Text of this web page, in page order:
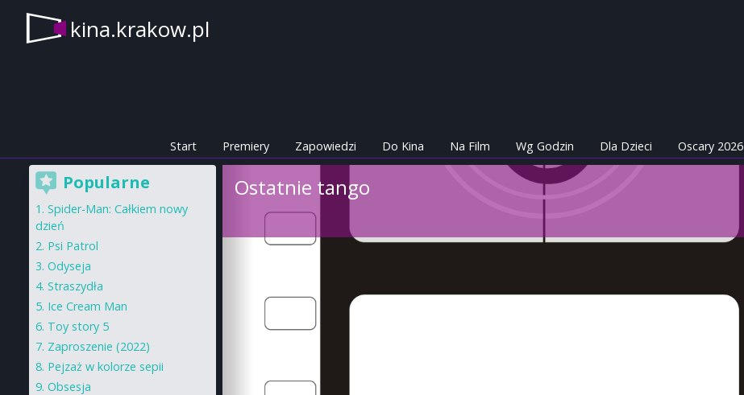
kina.krakow.pl
Start Premiery Zapowiedzi Do Kina Na Film Wg Godzin Dla Dzieci Oscary 2026
Ostatnie tango
Popularne
Spider-Man: Całkiem nowy
dzień
Psi Patrol
Odyseja
Straszydła
Ice Cream Man
Toy story 5
Zaproszenie (2022)
Pejzaż w kolorze sepii
Obsesja